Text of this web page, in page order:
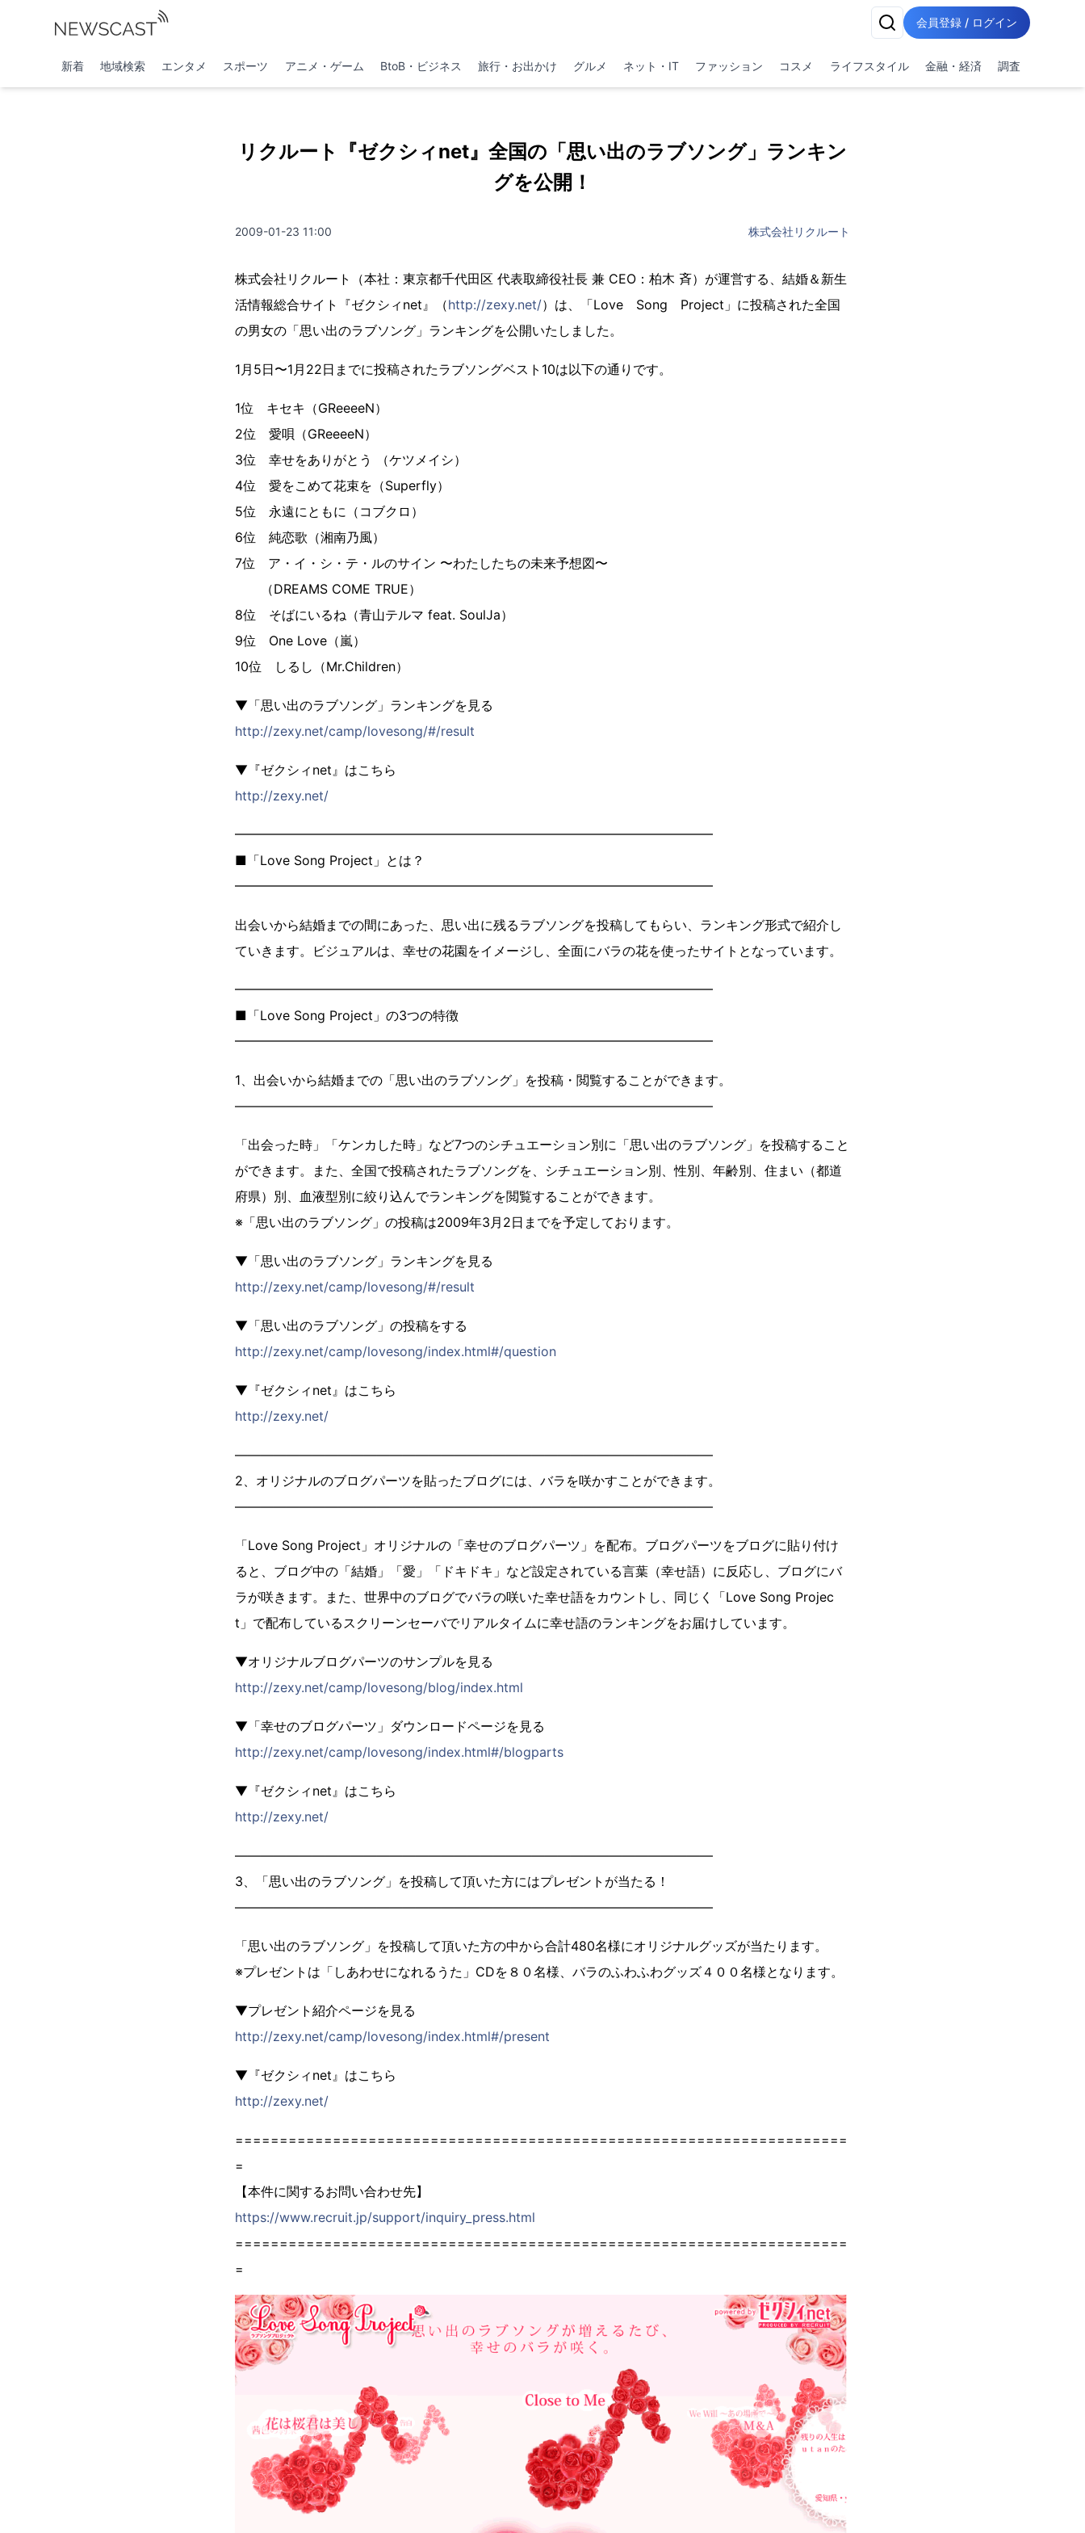
会員登録 / ログイン
新着 地域検索 エンタメ スポーツ アニメ・ゲーム BtoB・ビジネス 旅行・お出かけ グルメ ネット・IT ファッション コスメ ライフスタイル 金融・経済 調査
リクルート『ゼクシィnet』全国の「思い出のラブソング」ランキン
グを公開！
2009-01-23 11:00 株式会社リクルート
株式会社リクルート（本社：東京都千代田区 代表取締役社長 兼 CEO：柏木 斉）が運営する、結婚＆新生
活情報総合サイト『ゼクシィnet』（http://zexy.net/）は、「Love Song Project」に投稿された全国
の男女の「思い出のラブソング」ランキングを公開いたしました。
1月5日〜1月22日までに投稿されたラブソングベスト10は以下の通りです。
1位 キセキ（GReeeeN）
2位 愛唄（GReeeeN）
3位 幸せをありがとう （ケツメイシ）
4位 愛をこめて花束を（Superfly）
5位 永遠にともに（コブクロ）
6位 純恋歌（湘南乃風）
7位 ア・イ・シ・テ・ルのサイン 〜わたしたちの未来予想図〜
（DREAMS COME TRUE）
8位 そばにいるね（青山テルマ feat. SoulJa）
9位 One Love（嵐）
10位 しるし（Mr.Children）
▼「思い出のラブソング」ランキングを見る
http://zexy.net/camp/lovesong/#/result
▼『ゼクシィnet』はこちら
http://zexy.net/
━━━━━━━━━━━━━━━━━━━━━━━━━━━━━━━━━━━━━
■「Love Song Project」とは？
━━━━━━━━━━━━━━━━━━━━━━━━━━━━━━━━━━━━━
出会いから結婚までの間にあった、思い出に残るラブソングを投稿してもらい、ランキング形式で紹介し
ていきます。ビジュアルは、幸せの花園をイメージし、全面にバラの花を使ったサイトとなっています。
━━━━━━━━━━━━━━━━━━━━━━━━━━━━━━━━━━━━━
■「Love Song Project」の3つの特徴
━━━━━━━━━━━━━━━━━━━━━━━━━━━━━━━━━━━━━
1、出会いから結婚までの「思い出のラブソング」を投稿・閲覧することができます。
―――――――――――――――――――――――――――――――――――――
「出会った時」「ケンカした時」など7つのシチュエーション別に「思い出のラブソング」を投稿すること
ができます。また、全国で投稿されたラブソングを、シチュエーション別、性別、年齢別、住まい（都道
府県）別、血液型別に絞り込んでランキングを閲覧することができます。
※「思い出のラブソング」の投稿は2009年3月2日までを予定しております。
▼「思い出のラブソング」ランキングを見る
http://zexy.net/camp/lovesong/#/result
▼「思い出のラブソング」の投稿をする
http://zexy.net/camp/lovesong/index.html#/question
▼『ゼクシィnet』はこちら
http://zexy.net/
―――――――――――――――――――――――――――――――――――――
2、オリジナルのブログパーツを貼ったブログには、バラを咲かすことができます。
―――――――――――――――――――――――――――――――――――――
「Love Song Project」オリジナルの「幸せのブログパーツ」を配布。ブログパーツをブログに貼り付け
ると、ブログ中の「結婚」「愛」「ドキドキ」など設定されている言葉（幸せ語）に反応し、ブログにバ
ラが咲きます。また、世界中のブログでバラの咲いた幸せ語をカウントし、同じく「Love Song Projec
t」で配布しているスクリーンセーバでリアルタイムに幸せ語のランキングをお届けしています。
▼オリジナルブログパーツのサンプルを見る
http://zexy.net/camp/lovesong/blog/index.html
▼「幸せのブログパーツ」ダウンロードページを見る
http://zexy.net/camp/lovesong/index.html#/blogparts
▼『ゼクシィnet』はこちら
http://zexy.net/
―――――――――――――――――――――――――――――――――――――
3、「思い出のラブソング」を投稿して頂いた方にはプレゼントが当たる！
―――――――――――――――――――――――――――――――――――――
「思い出のラブソング」を投稿して頂いた方の中から合計480名様にオリジナルグッズが当たります。
※プレゼントは「しあわせになれるうた」CDを８０名様、バラのふわふわグッズ４００名様となります。
▼プレゼント紹介ページを見る
http://zexy.net/camp/lovesong/index.html#/present
▼『ゼクシィnet』はこちら
http://zexy.net/
=====================================================================
=
【本件に関するお問い合わせ先】
https://www.recruit.jp/support/inquiry_press.html
=====================================================================
=